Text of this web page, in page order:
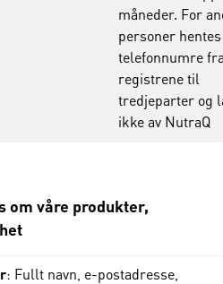
måneder. For
personer hentes
telefonnumre
registrenetil
tredjeparter og
ikkeav NutraQ
om våre produkter,
: Fullt navn, e-postadresse,